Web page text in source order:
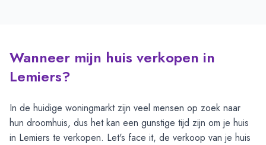
Wanneer mijn huis verkopen in
Lemiers?
In de huidige woningmarkt zijn veel mensen op zoek naar
hun droomhuis, dus het kan een gunstige tijd zijn om je huis
in Lemiers te verkopen. Let's face it, de verkoop van je huis